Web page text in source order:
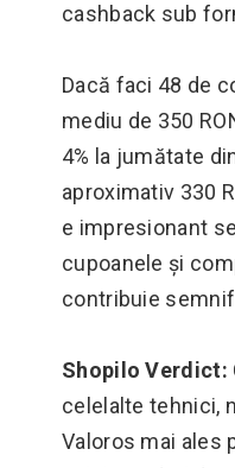
cashback sub
Dacă faci 48 de
mediu de 350
4% la jumătate
aproximativ 330
e impresionant
cupoanele și
contribuie
Shopilo Verdict:
celelalte tehnici,
Valoros mai ales